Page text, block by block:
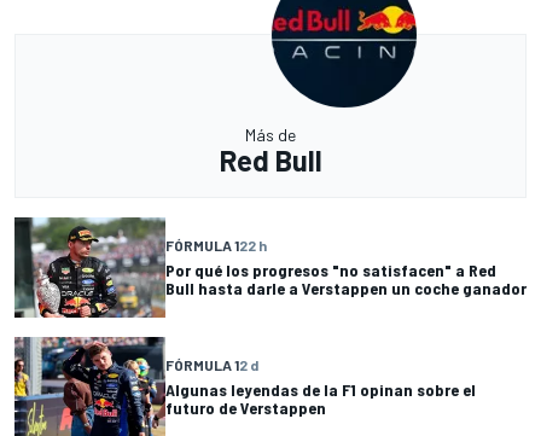
Más de
Red Bull
FÓRMULA 122 h
Por qué los progresos "no satisfacen" a Red
Bull hasta darle a Verstappen un coche ganador
FÓRMULA 12 d
Algunas leyendas de la F1 opinan sobre el
futuro de Verstappen